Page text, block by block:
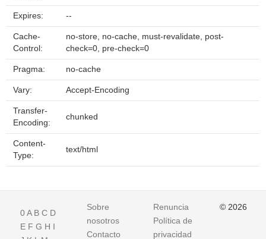
Expires: --
Cache-
Control:
no-store, no-cache, must-revalidate, post-
check=0, pre-check=0
Pragma: no-cache
Vary: Accept-Encoding
Transfer-
Encoding:
chunked
Content-
Type:
text/html
0A B C D
E F G H I
Sobre
nosotros
Contacto
Renuncia
Política de
privacidad
© 2026